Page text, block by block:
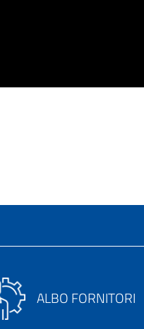
ALBO FORNITORI